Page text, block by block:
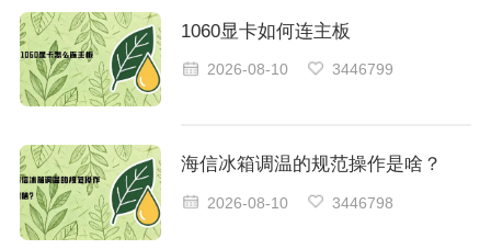
1060显卡如何连主板
2026-08-10 3446799
海信冰箱调温的规范操作是啥？
2026-08-10 3446798